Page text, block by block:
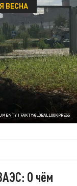
I FAKTY/GLOBALLOOKPRESS
ВЕСНА
О чём